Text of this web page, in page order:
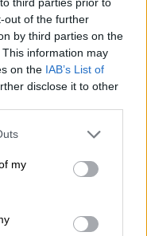
out of the further
by third parties on the
This information may
on the IAB’s List of
disclose it to other
one or more Google
You may click to
third-party tags to
in below Google
my
συντρόφου της
πηγές